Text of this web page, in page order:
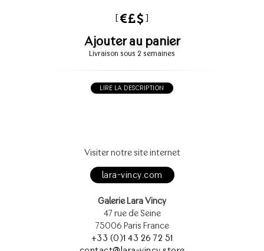
[ ]
Ajouter au panier
Livraison sous 2 semaines
LIRE LA DESCRIPTION
Visiter notre site internet
lara-vincy.com
Galerie Lara Vincy
47 rue de Seine
75006 Paris France
+33 (0)1 43 26 72 51